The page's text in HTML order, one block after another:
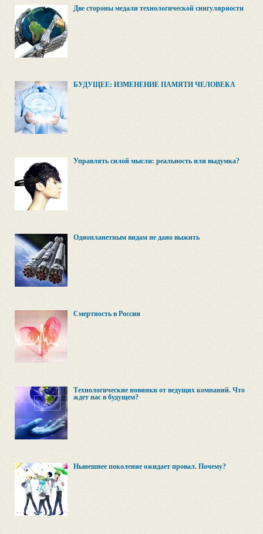
Две стороны медали технологической сингулярности
БУДУЩЕЕ: ИЗМЕНЕНИЕ ПАМЯТИ ЧЕЛОВЕКА
Управлять силой мысли: реальность или выдумка?
Однопланетным видам не дано выжить
Смертность в России
Технологические новинки от ведущих компаний. Что
ждет нас в будущем?
Нынешнее поколение ожидает провал. Почему?